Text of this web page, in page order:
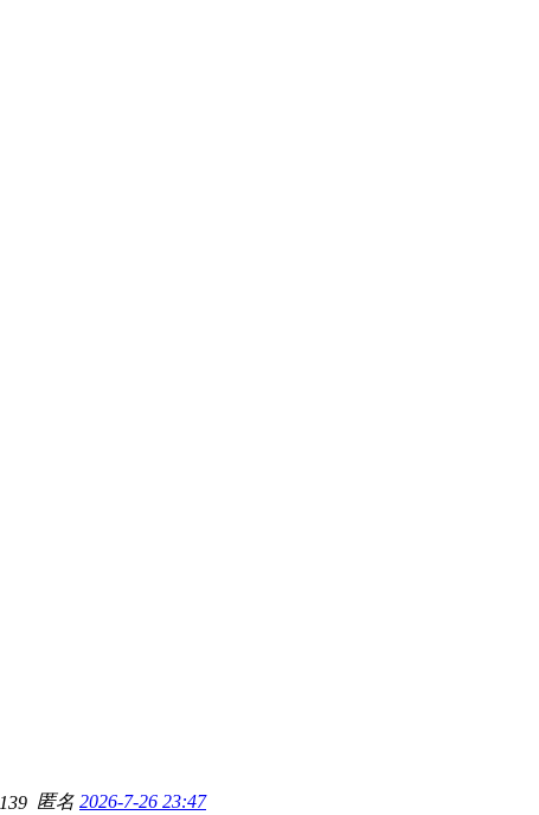
匿名 2026-7-26 23:47